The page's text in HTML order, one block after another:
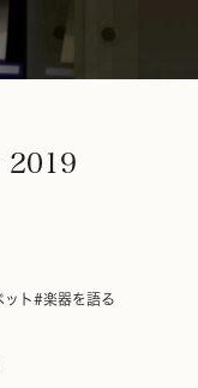
ット#楽器を語る
2019